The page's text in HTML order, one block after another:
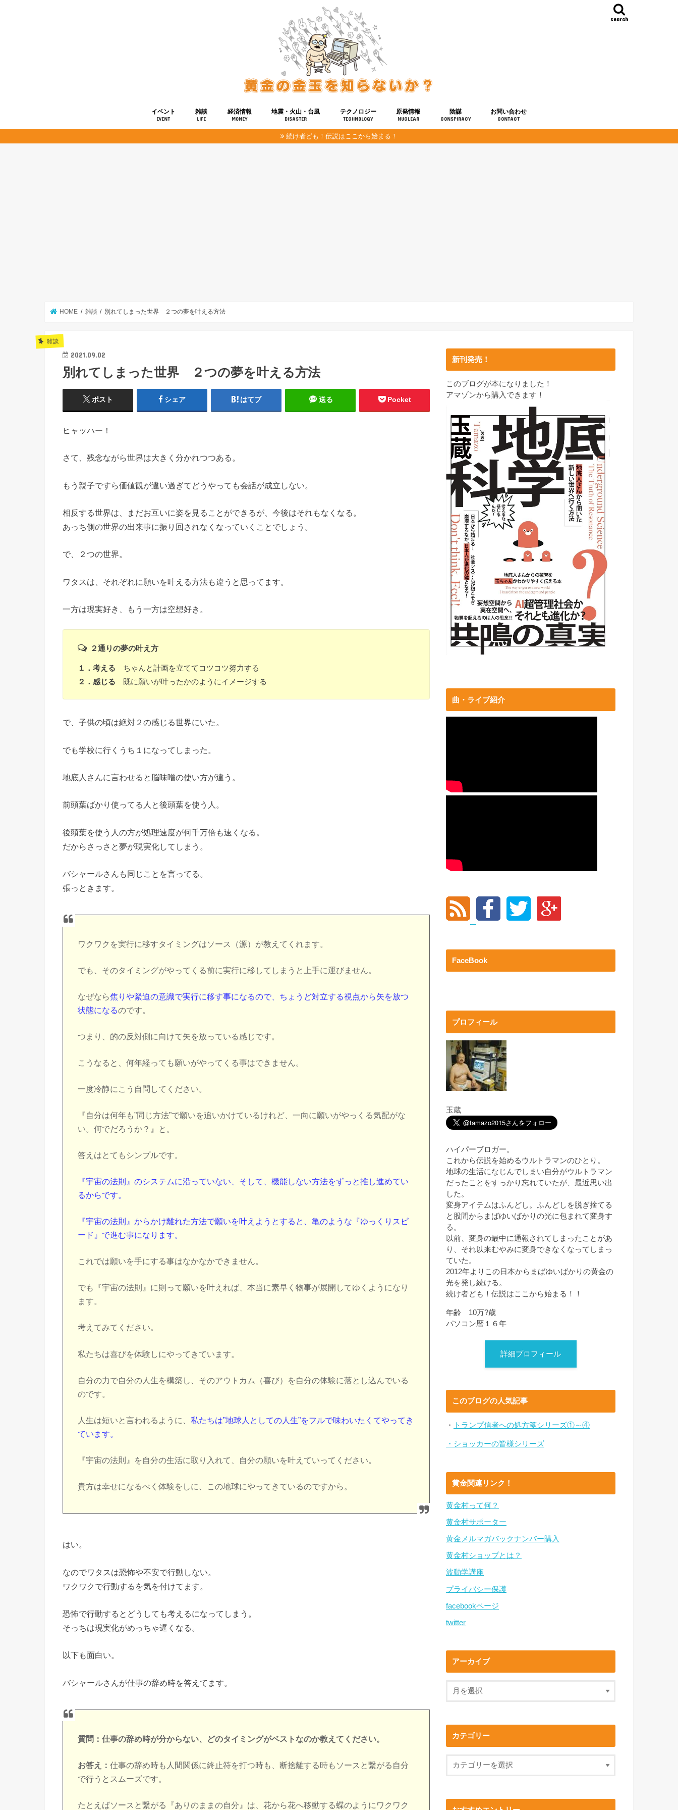
search
イベント
EVENT
雑談
LIFE
経済情報
MONEY
地震・火山・台風
DISASTER
テクノロジー
TECHNOLOGY
健康
宇宙
原発情報
NUCLEAR
陰謀
CONSPIRACY
お問い合わせ
CONTACT
続け者ども！伝説はここから始まる！
HOME 雑談 別れてしまった世界 ２つの夢を叶える方法
雑談
2021.09.02
別れてしまった世界 ２つの夢を叶える方法
ポスト シェア はてブ 送る Pocket
ヒャッハー！
さて、残念ながら世界は大きく分かれつつある。
もう親子ですら価値観が違い過ぎてどうやっても会話が成立しない。
相反する世界は、まだお互いに姿を見ることができるが、今後はそれもなくなる。
あっち側の世界の出来事に振り回されなくなっていくことでしょう。
で、２つの世界。
ワタスは、それぞれに願いを叶える方法も違うと思ってます。
一方は現実好き、もう一方は空想好き。
２通りの夢の叶え方
１．考える ちゃんと計画を立ててコツコツ努力する
２．感じる 既に願いが叶ったかのようにイメージする
で、子供の頃は絶対２の感じる世界にいた。
でも学校に行くうち１になってしまった。
地底人さんに言わせると脳味噌の使い方が違う。
前頭葉ばかり使ってる人と後頭葉を使う人。
後頭葉を使う人の方が処理速度が何千万倍も速くなる。
だからさっさと夢が現実化してしまう。
バシャールさんも同じことを言ってる。
張っときます。
ワクワクを実行に移すタイミングはソース（源）が教えてくれます。
でも、そのタイミングがやってくる前に実行に移してしまうと上手に運びません。
なぜなら焦りや緊迫の意識で実行に移す事になるので、ちょうど対立する視点から矢を放つ
状態になるのです。
つまり、的の反対側に向けて矢を放っている感じです。
こうなると、何年経っても願いがやってくる事はできません。
一度冷静にこう自問してください。
『自分は何年も”同じ方法”で願いを追いかけているけれど、一向に願いがやっくる気配がな
い。何でだろうか？』と。
答えはとてもシンプルです。
『宇宙の法則』のシステムに沿っていない、そして、機能しない方法をずっと推し進めてい
るからです。
『宇宙の法則』からかけ離れた方法で願いを叶えようとすると、亀のような『ゆっくりスピ
ード』で進む事になります。
これでは願いを手にする事はなかなかできません。
でも『宇宙の法則』に則って願いを叶えれば、本当に素早く物事が展開してゆくようになり
ます。
考えてみてください。
私たちは喜びを体験しにやってきています。
自分の力で自分の人生を構築し、そのアウトカム（喜び）を自分の体験に落とし込んでいる
のです。
人生は短いと言われるように、私たちは”地球人としての人生”をフルで味わいたくてやってき
ています。
『宇宙の法則』を自分の生活に取り入れて、自分の願いを叶えていってください。
貴方は幸せになるべく体験をしに、この地球にやってきているのですから。
はい。
なのでワタスは恐怖や不安で行動しない。
ワクワクで行動するを気を付けてます。
恐怖で行動するとどうしても考えるになってしまう。
そっちは現実化がめっちゃ遅くなる。
以下も面白い。
バシャールさんが仕事の辞め時を答えてます。
質問：仕事の辞め時が分からない、どのタイミングがベストなのか教えてください。
お答え：仕事の辞め時も人間関係に終止符を打つ時も、断捨離する時もソースと繋がる自分
で行うとスムーズです。
たとえばソースと繋がる『ありのままの自分』は、花から花へ移動する蝶のようにワクワク
新刊発売！
このブログが本になりました！
アマゾンから購入できます！
曲・ライブ紹介
FaceBook
プロフィール
玉蔵
ハイパーブロガー。
これから伝説を始めるウルトラマンのひとり。
地球の生活になじんでしまい自分がウルトラマン
だったことをすっかり忘れていたが、最近思い出
した。
変身アイテムはふんどし。ふんどしを脱ぎ捨てる
と股間からまばゆいばかりの光に包まれて変身す
る。
以前、変身の最中に通報されてしまったことがあ
り、それ以来むやみに変身できなくなってしまっ
ていた。
2012年よりこの日本からまばゆいばかりの黄金の
光を発し続ける。
続け者ども！伝説はここから始まる！！
年齢 10万?歳
パソコン暦１６年
詳細プロフィール
このブログの人気記事
・ トランプ信者への処方箋シリーズ①～④
・ショッカーの皆様シリーズ
黄金関連リンク！
黄金村って何？
黄金村サポーター
黄金メルマガバックナンバー購入
黄金村ショップとは？
波動学講座
プライバシー保護
facebookページ
twitter
アーカイブ
カテゴリー